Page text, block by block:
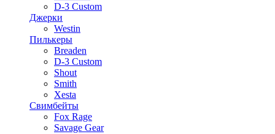
D-3 Custom
Джерки
Westin
Пилькеры
Breaden
D-3 Custom
Shout
Smith
Xesta
Свимбейты
Fox Rage
Savage Gear